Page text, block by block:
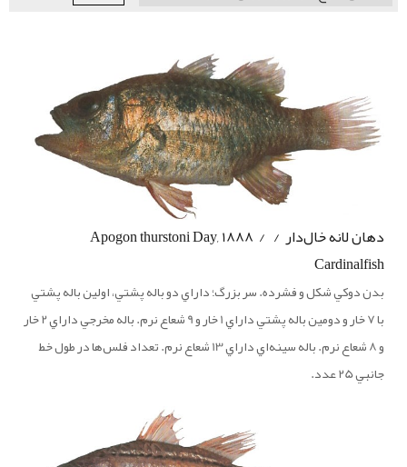
دهان لانه خال‌دار / Apogon thurstoni Day, 1888 /
Cardinalfish
بدن دوكي شكل و فشرده. سر بزرگ؛ داراي دو باله پشتي، اولين باله پشتي
با 7 خار و دومين باله پشتي داراي 1 خار و 9 شعاع نرم. باله مخرجي داراي 2 خار
و 8 شعاع نرم. باله سينه‌اي داراي 13 شعاع نرم. تعداد فلس‌ها در طول خط
جانبي 25 عدد.